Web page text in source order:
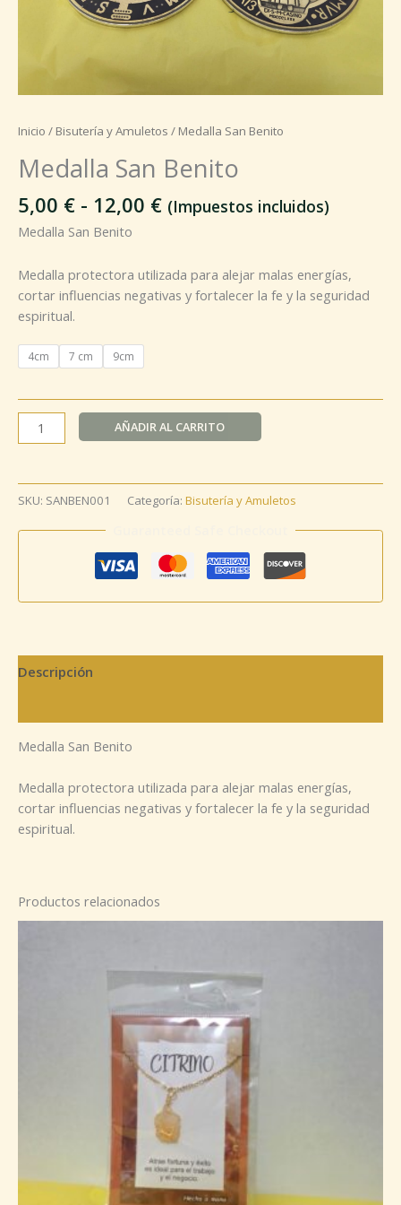
Inicio / Bisutería y Amuletos / Medalla San Benito
Medalla San Benito
5,00 € - 12,00 € (Impuestos incluidos)
Medalla San Benito
Medalla protectora utilizada para alejar malas energías,
cortar influencias negativas y fortalecer la fe y la seguridad
espiritual.
4cm 7 cm 9cm
AÑADIR AL CARRITO
SKU: SANBEN001 Categoría: Bisutería y Amuletos
Descripción
Medalla San Benito
Medalla protectora utilizada para alejar malas energías,
cortar influencias negativas y fortalecer la fe y la seguridad
espiritual.
Productos relacionados